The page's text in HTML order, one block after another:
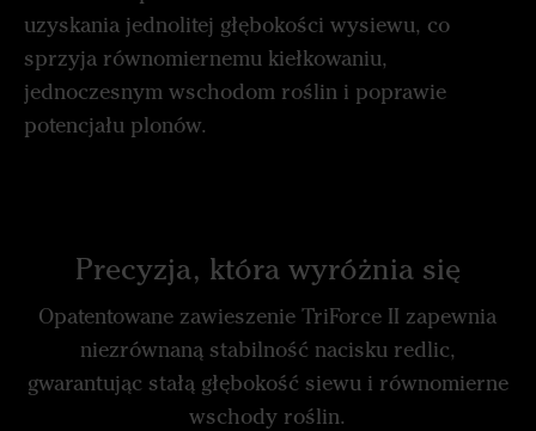
uzyskania jednolitej głębokości wysiewu, co
sprzyja równomiernemu kiełkowaniu,
jednoczesnym wschodom roślin i poprawie
potencjału plonów.
Precyzja, która wyróżnia się
Opatentowane zawieszenie TriForce II zapewnia
niezrównaną stabilność nacisku redlic,
gwarantując stałą głębokość siewu i równomierne
wschody roślin.